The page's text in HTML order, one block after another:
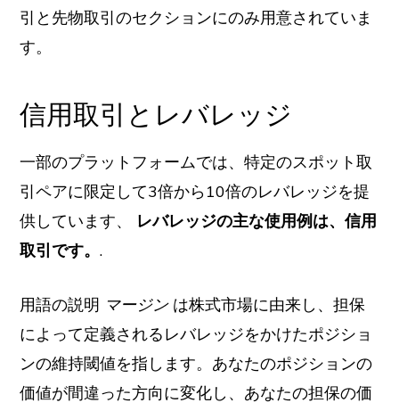
引と先物取引のセクションにのみ用意されていま
す。
信用取引とレバレッジ
一部のプラットフォームでは、特定のスポット取
引ペアに限定して3倍から10倍のレバレッジを提
供しています、 レバレッジの主な使用例は、信用
取引です。.
用語の説明 マージンは株式市場に由来し、担保
によって定義されるレバレッジをかけたポジショ
ンの維持閾値を指します。あなたのポジションの
価値が間違った方向に変化し、あなたの担保の価